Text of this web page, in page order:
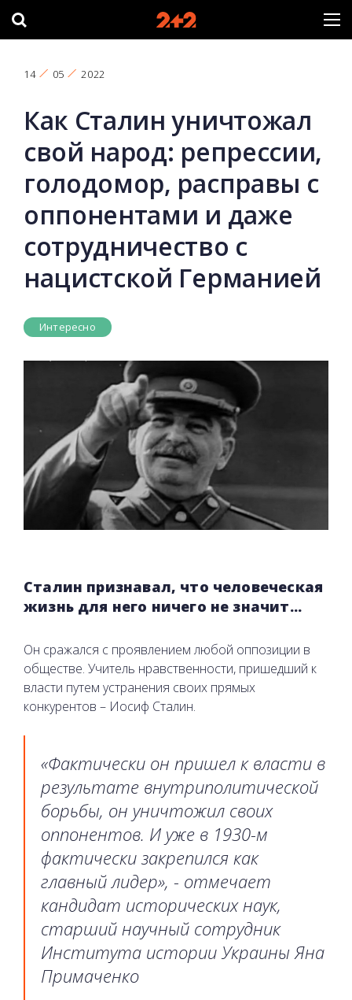
14 05 2022
Как Сталин уничтожал
свой народ: репрессии,
голодомор, расправы с
оппонентами и даже
сотрудничество с
нацистской Германией
Интересно
Сталин признавал, что человеческая
жизнь для него ничего не значит...
Он сражался с проявлением любой оппозиции в
обществе. Учитель нравственности, пришедший к
власти путем устранения своих прямых
конкурентов – Иосиф Сталин.
«Фактически он пришел к власти в
результате внутриполитической
борьбы, он уничтожил своих
оппонентов. И уже в 1930-м
фактически закрепился как
главный лидер», - отмечает
кандидат исторических наук,
старший научный сотрудник
Института истории Украины Яна
Примаченко